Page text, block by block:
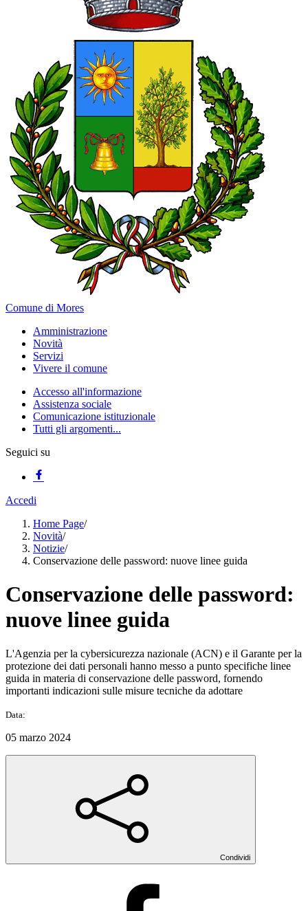
Comune di Mores
Amministrazione
Novità
Servizi
Vivere il comune
Accesso all'informazione
Assistenza sociale
Comunicazione istituzionale
Tutti gli argomenti...
Seguici su
Accedi
Home Page/
Novità/
Notizie/
Conservazione delle password: nuove linee guida
Conservazione delle password:
nuove linee guida
L'Agenzia per la cybersicurezza nazionale (ACN) e il Garante per la
protezione dei dati personali hanno messo a punto specifiche linee
guida in materia di conservazione delle password, fornendo
importanti indicazioni sulle misure tecniche da adottare
Data:
05 marzo 2024
Condividi